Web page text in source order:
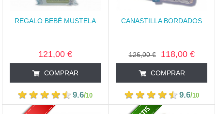
REGALO BEBÉ MUSTELA
121,00 €
COMPRAR
9.6/10
CANASTILLA BORDADOS
126,00 € 118,00 €
COMPRAR
9.6/10